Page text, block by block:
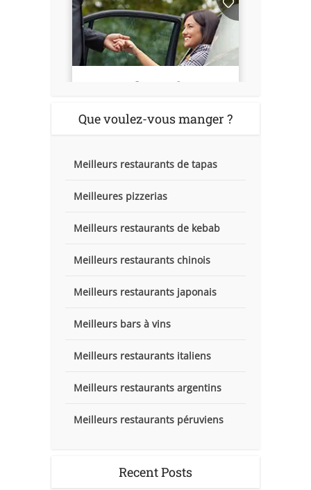
Que voulez-vous manger ?
Meilleurs restaurants de tapas
Meilleures pizzerias
Meilleurs restaurants de kebab
Meilleurs restaurants chinois
Meilleurs restaurants japonais
Meilleurs bars à vins
Meilleurs restaurants italiens
Meilleurs restaurants argentins
Meilleurs restaurants péruviens
Recent Posts